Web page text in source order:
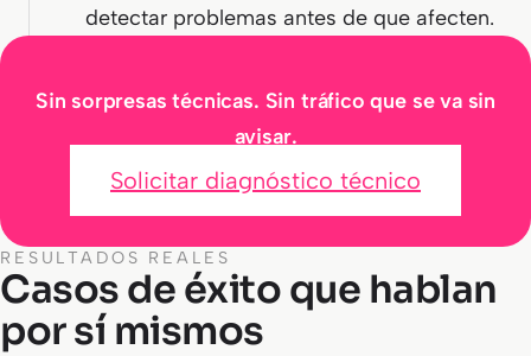
detectar problemas antes de que afecten.
Sin sorpresas técnicas. Sin tráfico que se va sin
avisar.
Solicitar diagnóstico técnico
RESULTADOS REALES
Casos de éxito que hablan
por sí mismos